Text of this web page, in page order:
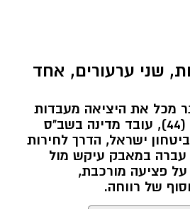
שני ערעורים, אחד
מכל את היציאה מעבדות
לחירות, אך עבור ג' (44), עובד מדינה בשב"ס
ישראל, הדרך לחירות
עברה במאבק עיקש מול
על פציעה מורכבת,
של רווחה.